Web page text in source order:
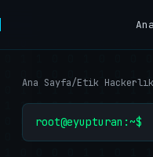
Ana Sayfa/Etik Hackerlık
root@eyupturan:~$